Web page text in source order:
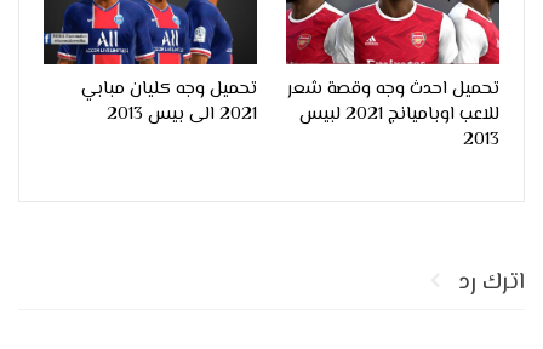
تحميل احدث وجه وقصة شعر
للاعب اوباميانج 2021 لبيس
2013
تحميل وجه كليان مبابي
2021 الى بيس 2013
اترك رد